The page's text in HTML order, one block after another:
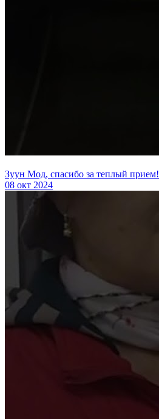
Зуун Мод, спасибо за теплый прием!
08 окт 2024